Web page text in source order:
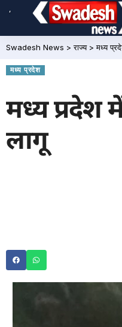
,
Swadesh News >राज्य>मध्य
मध्य प्रदेश
मध्य प्रदेश
लागू